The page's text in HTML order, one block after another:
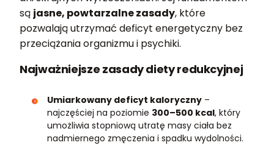
są jasne, powtarzalne zasady, które
pozwalają utrzymać deficyt energetyczny bez
przeciążania organizmu i psychiki.
Najważniejsze zasady diety redukcyjnej
Umiarkowany deficyt kaloryczny –
najczęściej na poziomie 300–500 kcal, który
umożliwia stopniową utratę masy ciała bez
nadmiernego zmęczenia i spadku wydolności.